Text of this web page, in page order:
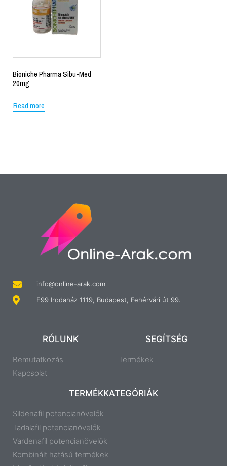
Bioniche Pharma Sibu-Med
20mg
Read more
info@online-arak.com
F99 Irodaház 1119, Budapest, Fehérvári út 99.
RÓLUNK
Bemutatkozás
Kapcsolat
SEGÍTSÉG
Termékek
TERMÉKKATEGÓRIÁK
Sildenafil potencianövelők
Tadalafil potencianövelők
Vardenafil potencianövelők
Kombinált hatású termékek